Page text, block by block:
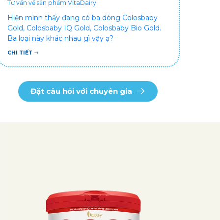
Tư vấn về sản phẩm VitaDairy
Hiện mình thấy đang có ba dòng Colosbaby
Gold, Colosbaby IQ Gold, Colosbaby Bio Gold.
Ba loại này khác nhau gì vậy ạ?
CHI TIẾT
Đặt câu hỏi với chuyên gia